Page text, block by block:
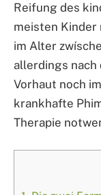
Reifung des
meisten
im Alter
allerdings nach
Vorhaut noch
krankhafte
Therapie